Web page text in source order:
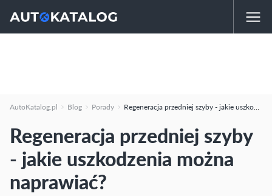
AutoKatalog.pl Blog Porady Regeneracja przedniej szyby - jakie uszkodzenia można naprawiać?
Regeneracja przedniej szyby
- jakie uszkodzenia można
naprawiać?